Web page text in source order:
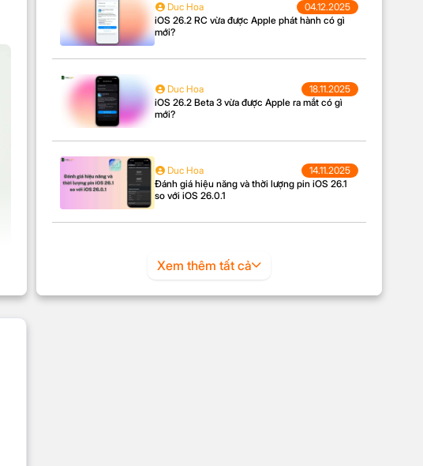
Duc Hoa
04.12.2025
iOS 26.2 RC vừa được Apple phát hành có gì
mới?
Duc Hoa
18.11.2025
iOS 26.2 Beta 3 vừa được Apple ra mắt có gì
mới?
Duc Hoa
14.11.2025
Đánh giá hiệu năng và thời lượng pin iOS 26.1
so với iOS 26.0.1
Xem thêm tất cả